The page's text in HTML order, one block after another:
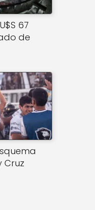
67
de
Cruz